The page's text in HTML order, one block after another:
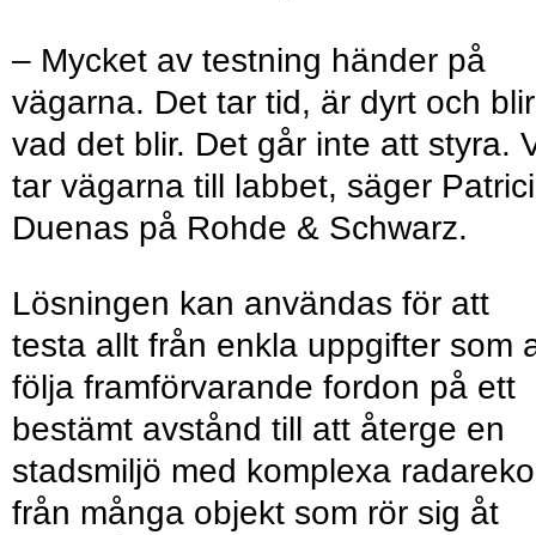
– Mycket av testning händer på
vägarna. Det tar tid, är dyrt och blir
vad det blir. Det går inte att styra.
tar vägarna till labbet, säger
Duenas på Rohde & Schwarz.
Lösningen kan användas för att
testa allt från enkla uppgifter som
följa framförvarande fordon på ett
bestämt avstånd till att återge en
stadsmiljö med komplexa
från många objekt som rör sig åt